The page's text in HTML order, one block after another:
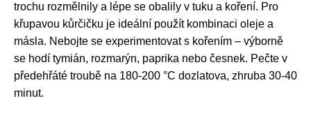
trochu rozmělnily a lépe se obalily v tuku a koření. Pro
křupavou kůrčičku je ideální použít kombinaci oleje a
másla. Nebojte se experimentovat s kořením – výborně
se hodí tymián, rozmarýn, paprika nebo česnek. Pečte v
předehřáté troubě na 180-200 °C dozlatova, zhruba 30-40
minut.